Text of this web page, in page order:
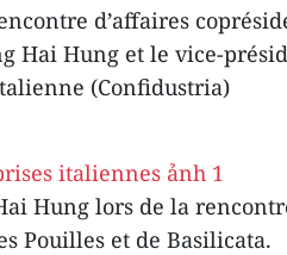
d’affaires
Hai Hung et le vice-
(Confidustria)
Hung lors de la
Pouilles et de Basilicata.